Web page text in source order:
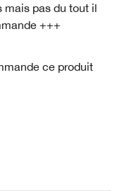
mais pas du tout il
+++
ce produit